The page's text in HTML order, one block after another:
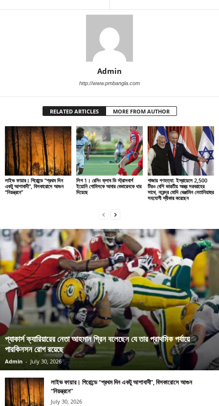
Admin
http://www.pmbangla.com
RELATED ARTICLES MORE FROM AUTHOR
লাইভ ফায়ার। গিরোন্ডে “প্রথম দিন
একটু আশাবাদী”, বিসকারোসে আগুন
“নিয়ন্ত্রনে”
লিগ 1। রেসিং ক্লাব ডি স্ট্রাসবার্গ
ইয়োনি গোমিসকে আবার বেভারেনকে ধার
দিয়েছে
গাজায় গণহত্যা: ইস্রায়েলে 2,500
টিরও বেশি ভারতীয় অস্ত্র সরবরাহের
সাথে, নরেন্দ্র মোদি বেঞ্জামিন নেতানিয়াহুর
সহযোগী স্বীকার করেছেন
প্যাকার্স ক্যারিয়ারের নেতা আহমান গ্রিন বলেছেন যে তার প্রাথমিক পর্যায়ে
পারকিনসন রোগ রয়েছে
Admin - July 30, 2026
লাইভ ফায়ার। গিরোন্ডে “প্রথম দিন একটু আশাবাদী”, বিসকারোসে আগুন
“নিয়ন্ত্রনে”
July 30, 2026